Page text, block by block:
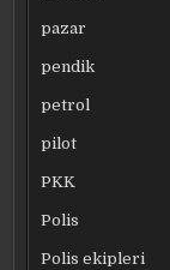
pazar
pendik
petrol
pilot
PKK
Polis
Polis ekipleri